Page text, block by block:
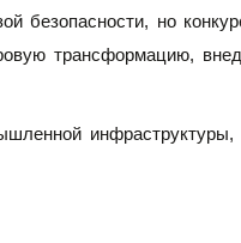
безопасности, но
трансформацию,